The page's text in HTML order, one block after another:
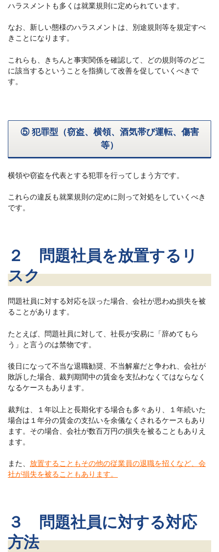
ハラスメントも多くは就業規則に定められています。
なお、新しい態様のハラスメントは、別途規則等を規定すべ
きことになります。
これらも、きちんと事実関係を確認して、どの規則等のどこ
に該当するということを指摘して改善を促していくべきで
す。
⑤ 犯罪型（窃盗、横領、酒気帯び運転、傷害
等）
横領や窃盗を代表とする犯罪を行ってしまう方です。
これらの違反も就業規則の定めに則って対処をしていくべき
です。
２ 問題社員を放置するリ
スク
問題社員に対する対応を誤った場合、会社が思わぬ損失を被
ることがあります。
たとえば、問題社員に対して、社長が安易に「辞めてもら
う」と言うのは禁物です。
後日になって不当な退職勧奨、不当解雇だと争われ、会社が
敗訴した場合、裁判期間中の賃金を支払わなくてはならなく
なるケースもあります。
裁判は、１年以上と長期化する場合も多々あり、１年続いた
場合は１年分の賃金の支払いを余儀なくされるケースもあり
ます。その場合、会社が数百万円の損失を被ることもありえ
ます。
また、 放置することもその他の従業員の退職を招くなど、会
社が損失を被ることもあります。
３ 問題社員に対する対応
方法